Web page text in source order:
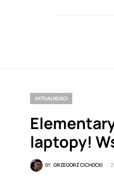
AKTUALNOŚCI
laptopy!
BY GRZEGORZ CICHOCKI